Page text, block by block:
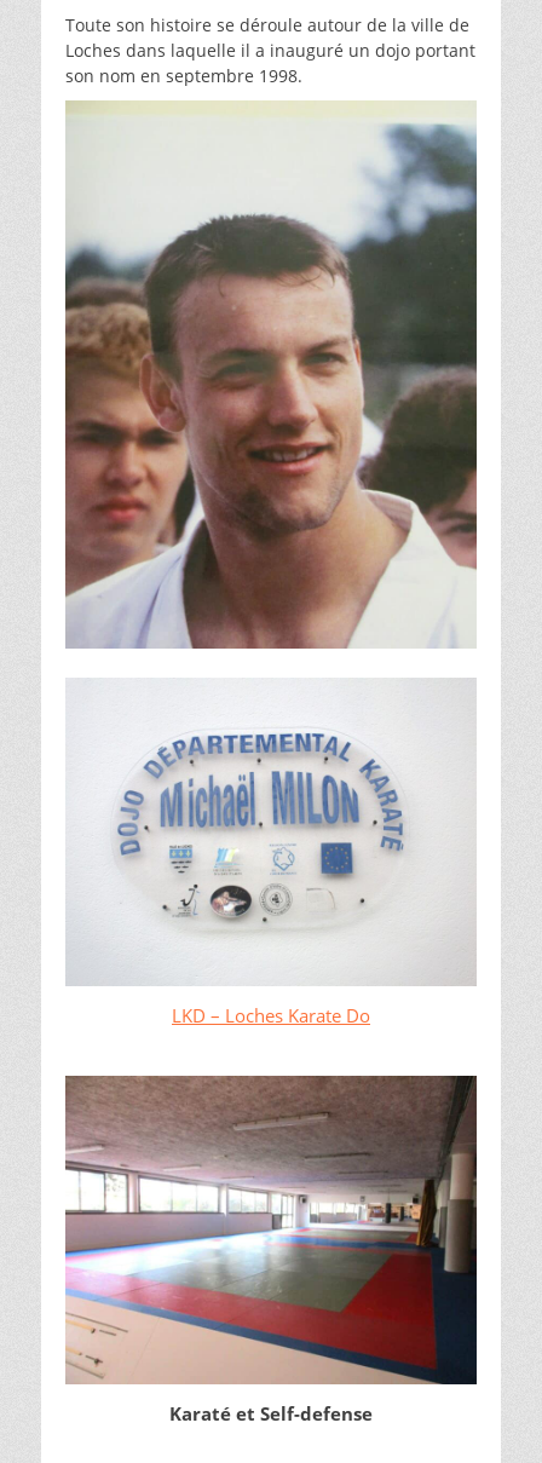
Toute son histoire se déroule autour de la ville de
Loches dans laquelle il a inauguré un dojo portant
son nom en septembre 1998.
LKD – Loches Karate Do
Karaté et Self-defense